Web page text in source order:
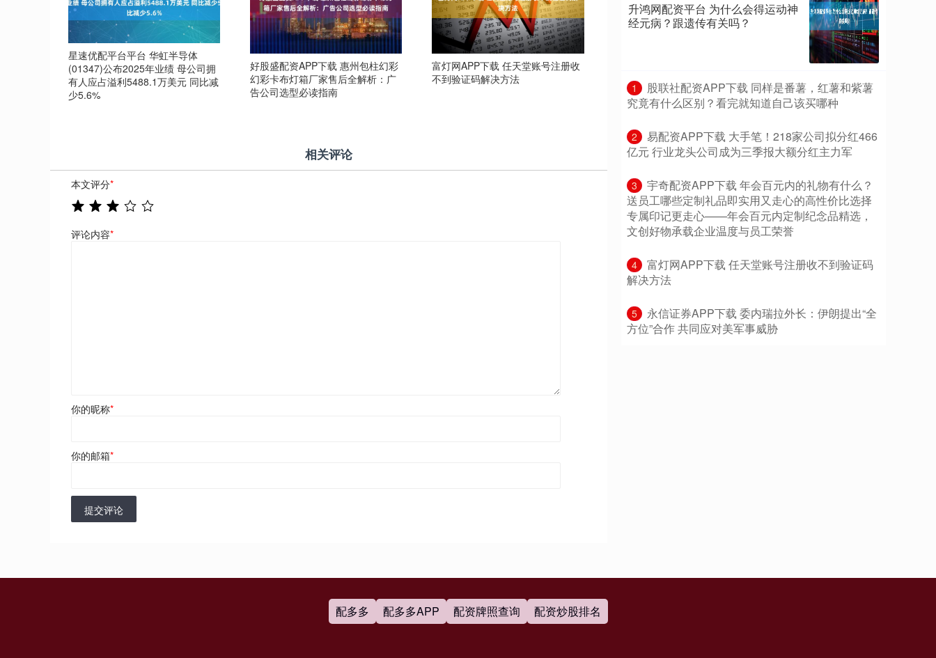
星速优配平台平台 华虹半导体
(01347)公布2025年业绩 母公司拥
有人应占溢利5488.1万美元 同比减
少5.6%
好股盛配资APP下载 惠州包柱幻彩
幻彩卡布灯箱厂家售后全解析：广
告公司选型必读指南
富灯网APP下载 任天堂账号注册收
不到验证码解决方法
相关评论
本文评分*
评论内容*
你的昵称*
你的邮箱*
提交评论
升鸿网配资平台 为什么会得运动神
经元病？跟遗传有关吗？
1
​股联社配资APP下载 同样是番薯，红薯和紫薯
究竟有什么区别？看完就知道自己该买哪种
2
​易配资APP下载 大手笔！218家公司拟分红466
亿元 行业龙头公司成为三季报大额分红主力军
3
​宇奇配资APP下载 年会百元内的礼物有什么？
送员工哪些定制礼品即实用又走心的高性价比选择
专属印记更走心——年会百元内定制纪念品精选，
文创好物承载企业温度与员工荣誉
4
​富灯网APP下载 任天堂账号注册收不到验证码
解决方法
5
​永信证券APP下载 委内瑞拉外长：伊朗提出“全
方位”合作 共同应对美军事威胁
配多多 配多多APP 配资牌照查询 配资炒股排名